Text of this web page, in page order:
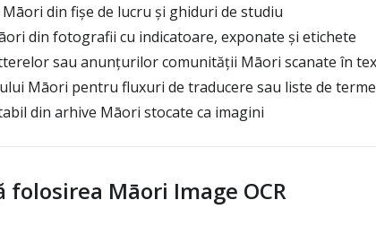
din fișe de lucru și ghiduri de studiu
din fotografii cu indicatoare, exponate și etichete
sau anunțurilor comunității Māori scanate în
Māori pentru fluxuri de traducere sau liste de
din arhive Māori stocate ca imagini
folosirea Māori Image OCR